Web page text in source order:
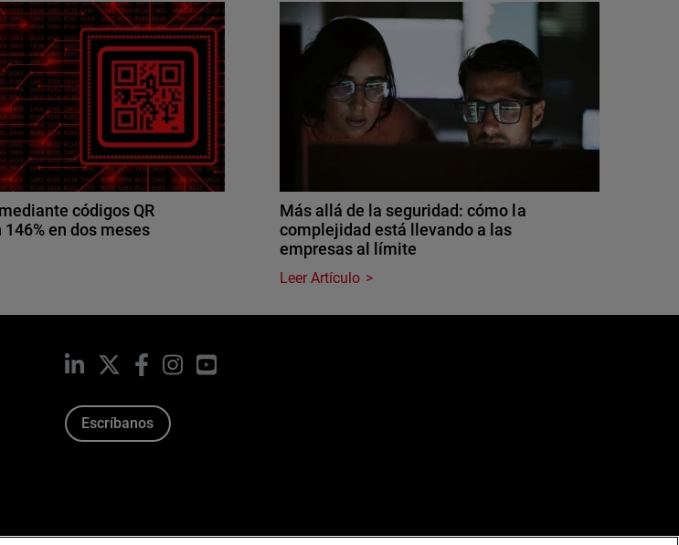
códigos QR
en dos meses
Más allá de la seguridad: cómo la
complejidad está llevando a las
empresas al límite
Leer Artículo
LinkedIn Facebook
InstagramYouTube
Escríbanos